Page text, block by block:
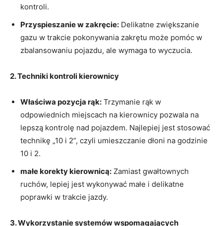
kontroli.
Przyspieszanie w zakręcie: Delikatne zwiększanie
gazu w trakcie pokonywania ‍zakrętu ⁣może⁢ pomóc ⁣w
zbalansowaniu pojazdu, ⁢ale wymaga to wyczucia.
2. Techniki kontroli kierownicy
Właściwa pozycja ⁣rąk: Trzymanie rąk ⁣w
odpowiednich miejscach ‍na kierownicy​ pozwala na
lepszą kontrolę nad⁣ pojazdem. Najlepiej jest stosować
technikę „10 i 2”, czyli umieszczanie ⁣dłoni na godzinie
10‍ i 2.
małe korekty kierownicą: Zamiast gwałtownych
ruchów, lepiej jest ‌wykonywać⁢ małe i delikatne‌
poprawki w trakcie jazdy.
3. ​Wykorzystanie ​systemów wspomagających